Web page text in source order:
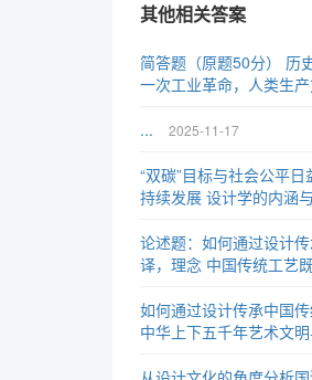
其他相关答案
简答题（原题50分） 历
一次工业革命，人类生
... 2025-11-17
“双碳”目标与社会公平
持续发展 设计学的内涵
论述题：如何通过设计
译，理念 中国传统工艺
如何通过设计传承中国
中华上下五千年艺术文